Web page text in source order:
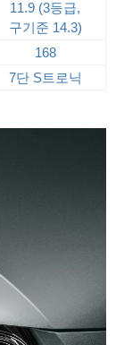
11.9 (3등급,
구기준 14.3)
168
7단S트로닉